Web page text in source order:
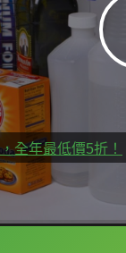
全年最低價5折！